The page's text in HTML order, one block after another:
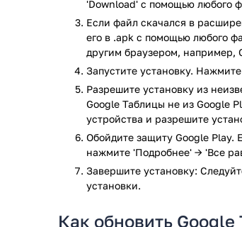
Автосохранение файлов
Форматирование ячеек,
Скачать Google Таблицы вы можете
сейчас одним из самых удобных
Приложение Google Таблицы
проверки по всем последним
'Download' с помощью любого
Если файл скачался в
его в .apk с помощью любого
другим браузером, например,
Запустите установку.
Разрешите установку из
Google Таблицы не из Google
устройства и разрешите
Обойдите защиту Google Play.
нажмите 'Подробнее' → 'Все
Завершите установку:
установки.
Как обновить Google